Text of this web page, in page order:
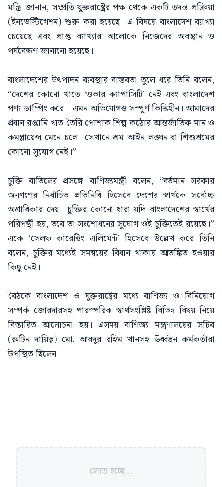
মন্ত্রি জানান, সম্প্রতি যুক্তরাষ্ট্রের পক্ষ থেকে একটি তদন্ত প্রক্রিয়া
(ইনভেস্টিগেশন) শুরু করা হয়েছে। এ বিষয়ে বাংলাদেশ ব্যাখ্যা
চেয়েছে এবং প্রাপ্ত ব্যাখ্যার আলোকে নিজেদের অবস্থান ও
পর্যবেক্ষণ জানানো হয়েছে।
বাংলাদেশের উৎপাদন ব্যবস্থার বাস্তবতা তুলে ধরে তিনি বলেন,
“দেশের কোনো খাতে ‘ওভার ক্যাপাসিটি’ নেই এবং বাংলাদেশ
পণ্য ডাম্পিং করে—এমন অভিযোগও সম্পূর্ণ ভিত্তিহীন। আমাদের
প্রধান রপ্তানি খাত তৈরি পোশাক শিল্প কঠোর আন্তর্জাতিক মান ও
কমপ্লায়েন্স মেনে চলে। সেখানে শ্রম আইন লঙ্ঘন বা শিশুশ্রমের
কোনো সুযোগ নেই।”
চুক্তি বাতিলের প্রসঙ্গে বাণিজ্যমন্ত্রী বলেন, “বর্তমান সরকার
জনগণের নির্বাচিত প্রতিনিধি হিসেবে দেশের স্বার্থকে সর্বোচ্চ
অগ্রাধিকার দেয়। চুক্তির কোনো ধারা যদি বাংলাদেশের স্বার্থের
পরিপন্থী হয়, তবে তা সংশোধনের সুযোগ ওই চুক্তিতেই রয়েছে।”
একে ‘সেলফ কারেক্টিং এলিমেন্ট’ হিসেবে উল্লেখ করে তিনি
বলেন, চুক্তির মধ্যেই সমন্বয়ের বিধান থাকায় আতঙ্কিত হওয়ার
কিছু নেই।
বৈঠকে বাংলাদেশ ও যুক্তরাষ্ট্রের মধ্যে বাণিজ্য ও বিনিয়োগ
সম্পর্ক জোরদারসহ পারস্পরিক স্বার্থসংশ্লিষ্ট বিভিন্ন বিষয় নিয়ে
বিস্তারিত আলোচনা হয়। এসময় বাণিজ্য মন্ত্রণালয়ের সচিব
(রুটিন দায়িত্ব) মো. আবদুর রহিম খানসহ ঊর্ধ্বতন কর্মকর্তারা
উপস্থিত ছিলেন।
লোড হচ্ছে...